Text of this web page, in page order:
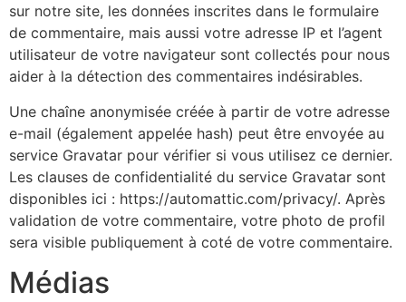
sur notre site, les données inscrites dans le formulaire
de commentaire, mais aussi votre adresse IP et l’agent
utilisateur de votre navigateur sont collectés pour nous
aider à la détection des commentaires indésirables.
Une chaîne anonymisée créée à partir de votre adresse
e-mail (également appelée hash) peut être envoyée au
service Gravatar pour vérifier si vous utilisez ce dernier.
Les clauses de confidentialité du service Gravatar sont
disponibles ici : https://automattic.com/privacy/. Après
validation de votre commentaire, votre photo de profil
sera visible publiquement à coté de votre commentaire.
Médias